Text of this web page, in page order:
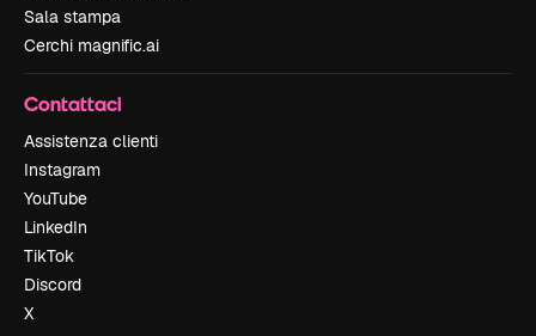
Sala stampa
Cerchi magnific.ai
Contattaci
Assistenza clienti
Instagram
YouTube
LinkedIn
TikTok
Discord
X